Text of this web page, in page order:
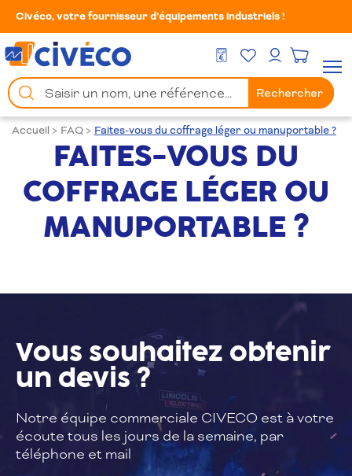
Civéco, votre fournisseur d’équipements industriels !
DEVIS GRATUIT
Mes FavorisMon compte
Chercher
un
produit
Rechercher
Accueil > FAQ > Faites-vous du coffrage léger ou manuportable ?
FAITES-VOUS DU
COFFRAGE LÉGER OU
MANUPORTABLE ?
Vous souhaitez obtenir
un devis ?
Notre équipe commerciale CIVECO est àvotre
écoute tous les jours de la semaine, par
téléphone et mail